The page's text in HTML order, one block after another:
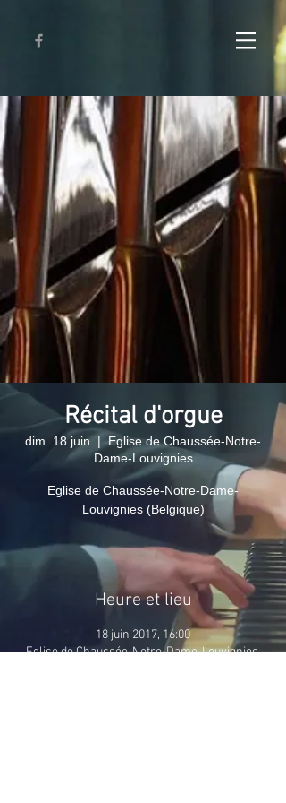
Récital d'orgue
dim. 18 juin
  |
Eglise de Chaussée-Notre-
Dame-Louvignies
Eglise de Chaussée-Notre-Dame-
Louvignies (Belgique)
Heure et lieu
18 juin 2017, 16:00
Eglise de Chaussée-Notre-Dame-Louvignies,